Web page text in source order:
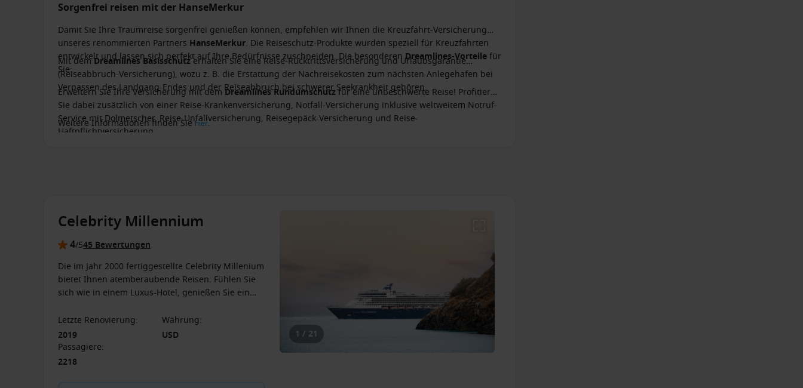
Sorgenfrei reisen mit der HanseMerkur
Damit Sie Ihre Traumreise sorgenfrei genießen können, empfehlen wir Ihnen die Kreuzfahrt-Versicherung
unseres renommierten Partners HanseMerkur. Die Reiseschutz-Produkte wurden speziell für Kreuzfahrten
entwickelt und lassen sich perfekt auf Ihre Bedürfnisse zuschneiden. Die besonderen Dreamlines-Vorteilefür
Sie:
Mit demDreamlines Basisschutzerhalten Sie eine Reise-Rücktrittsversicherung und Urlaubsgarantie
(Reiseabbruch-Versicherung), wozu z. B. die Erstattung der Nachreisekosten zum nächsten Anlegehafen bei
Verpassen des Landgang-Endes und der Reiseabbruch bei schwerer Seekrankheit gehören.
Erweitern Sie Ihre Versicherung mit dem Dreamlines Rundumschutzfür eine unbeschwerte Reise! Profitieren
Sie dabei zusätzlich von einer Reise-Krankenversicherung, Notfall-Versicherung inklusive weltweitem Notruf-
Service mit Dolmetscher, Reise-Unfallversicherung, Reisegepäck-Versicherung und Reise-
Haftpflichtversicherung.
Weitere Informationen finden Siehier.
1 / 21
Celebrity Millennium
4/545 Bewertungen
Die im Jahr 2000 fertiggestellte Celebrity Millenium
bietet Ihnen atemberaubende Reisen. Fühlen Sie
sich wie in einem Luxus-Hotel, genießen Sie ein
auf See.
Letzte Renovierung:
2019
Währung:
USD
Passagiere:
2218